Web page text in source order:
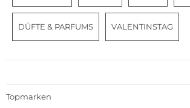
DÜFTE & PARFUMS VALENTINSTAG
Topmarken